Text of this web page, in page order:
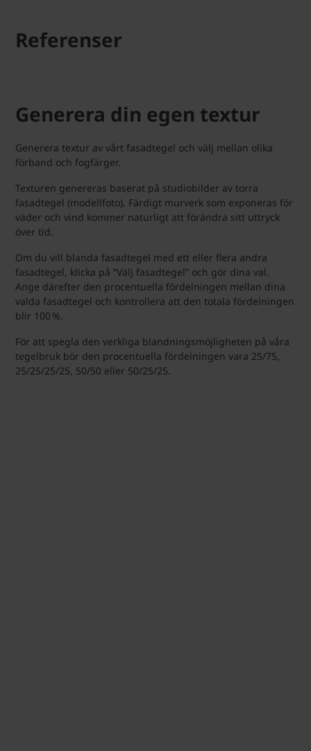
Referenser
Generera din egen textur
Generera textur av vårt fasadtegel och välj mellan olika
förband och fogfärger.
Texturen genereras baserat på studiobilder av torra
fasadtegel (modellfoto). Färdigt murverk som exponeras för
väder och vind kommer naturligt att förändra sitt uttryck
över tid.
Om du vill blanda fasadtegel med ett eller flera andra
fasadtegel, klicka på ”Välj fasadtegel” och gör dina val.
Ange därefter den procentuella fördelningen mellan dina
valda fasadtegel och kontrollera att den totala fördelningen
blir 100 %.
För att spegla den verkliga blandningsmöjligheten på våra
tegelbruk bör den procentuella fördelningen vara 25/75,
25/25/25/25, 50/50 eller 50/25/25.